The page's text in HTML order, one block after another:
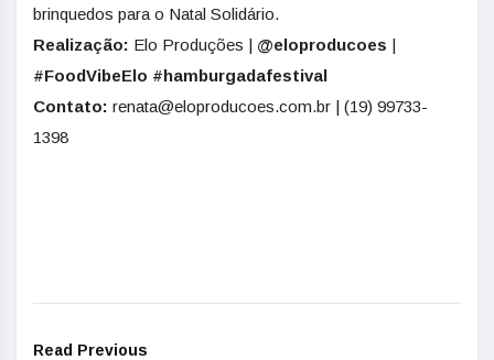
brinquedos para o Natal Solidário.
Realização: Elo Produções | @eloproducoes |
#FoodVibeElo #hamburgadafestival
Contato: renata@eloproducoes.com.br | (19) 99733-
1398
Read Previous